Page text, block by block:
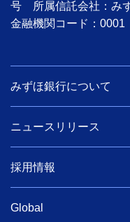
号 所属信託会社：み
金融機関コード：0001
みずほ銀行について
ニュースリリース
採用情報
Global